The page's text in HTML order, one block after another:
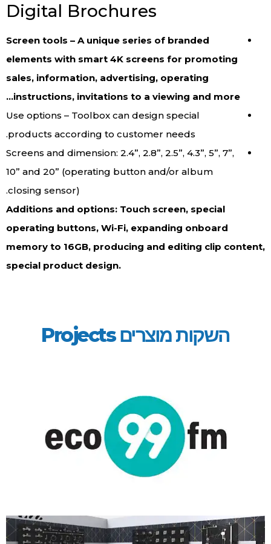
Digital Brochures
Screen tools – A unique series of branded
elements with smart 4K screens for promoting
sales, information, advertising, operating
instructions, invitations to a viewing and more…
Use options – Toolbox can design special
products according to customer needs.
Screens and dimension: 2.4”, 2.8”, 2.5”, 4.3”, 5”, 7”,
10” and 20” (operating button and/or album
closing sensor).
Additions and options: Touch screen, special
operating buttons, Wi-Fi, expanding onboard
memory to 16GB, producing and editing clip content,
special product design.
השקות מוצרים Projects